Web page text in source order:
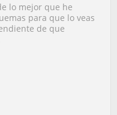
lo mejor que he
para que lo veas
de que